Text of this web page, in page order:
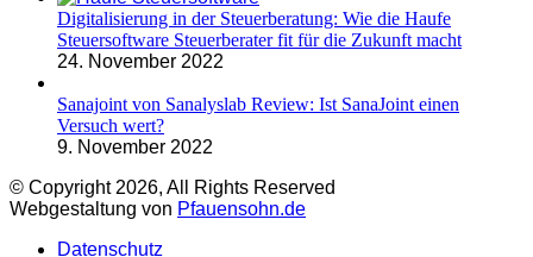
Digitalisierung in der Steuerberatung: Wie die Haufe
Steuersoftware Steuerberater fit für die Zukunft macht
24. November 2022
Sanajoint von Sanalyslab Review: Ist SanaJoint einen
Versuch wert?
9. November 2022
© Copyright 2026, All Rights Reserved
Webgestaltung von Pfauensohn.de
Datenschutz